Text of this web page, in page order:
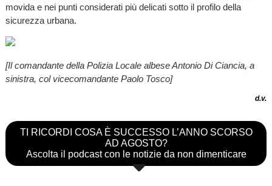
movida e nei punti considerati più delicati sotto il profilo della
sicurezza urbana.
[Il comandante della Polizia Locale albese Antonio Di Ciancia, a
sinistra, col vicecomandante Paolo Tosco]
d.v.
TI RICORDI COSA È SUCCESSO L’ANNO SCORSO
AD AGOSTO?
Ascolta il podcast con le notizie da non dimenticare